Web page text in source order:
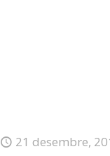
21 desembre,